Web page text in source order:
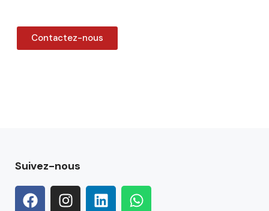
Contactez-nous
Suivez-nous